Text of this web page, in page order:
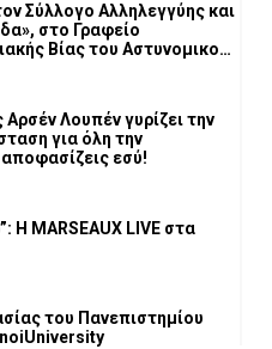
Σύλλογο Αλληλεγγύης και
στο Γραφείο
Βίας του Αστυνομικού
Λουπέν γυρίζει την
για όλη την
το αποφασίζεις εσύ!
Η MARSEAUX LIVE στα
του Πανεπιστημίου